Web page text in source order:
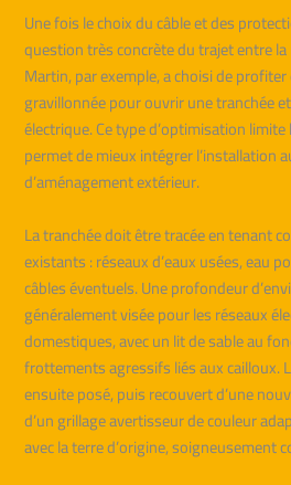
Une fois le choix du câble et des
question très concrète du trajet entre la
Martin, par exemple, a choisi de profiter
gravillonnée pour ouvrir une tranchée
électrique. Ce type d’optimisation
permet de mieux intégrer l’installation
d’aménagement extérieur.
La tranchée doit être tracée en tenant
existants : réseaux d’eaux usées, eau
câbles éventuels. Une profondeur
généralement visée pour les réseaux
domestiques, avec un lit de sable au
frottements agressifs liés aux cailloux.
ensuite posé, puis recouvert d’une
d’un grillage avertisseur de couleur
avec la terre d’origine, soigneusement